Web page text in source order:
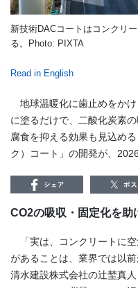
新技術DACコートはコンクリ
る。Photo: PIXTA
Read in English
地球温暖化に歯止めをか
に塗るだけで、二酸化炭素
腐食を抑える効果も見込め
ク）コート」の開発が、
CO2の吸収・固定化を助
「実は、コンクリートに空
があることは、業界では以
清水建設株式会社の辻埜真